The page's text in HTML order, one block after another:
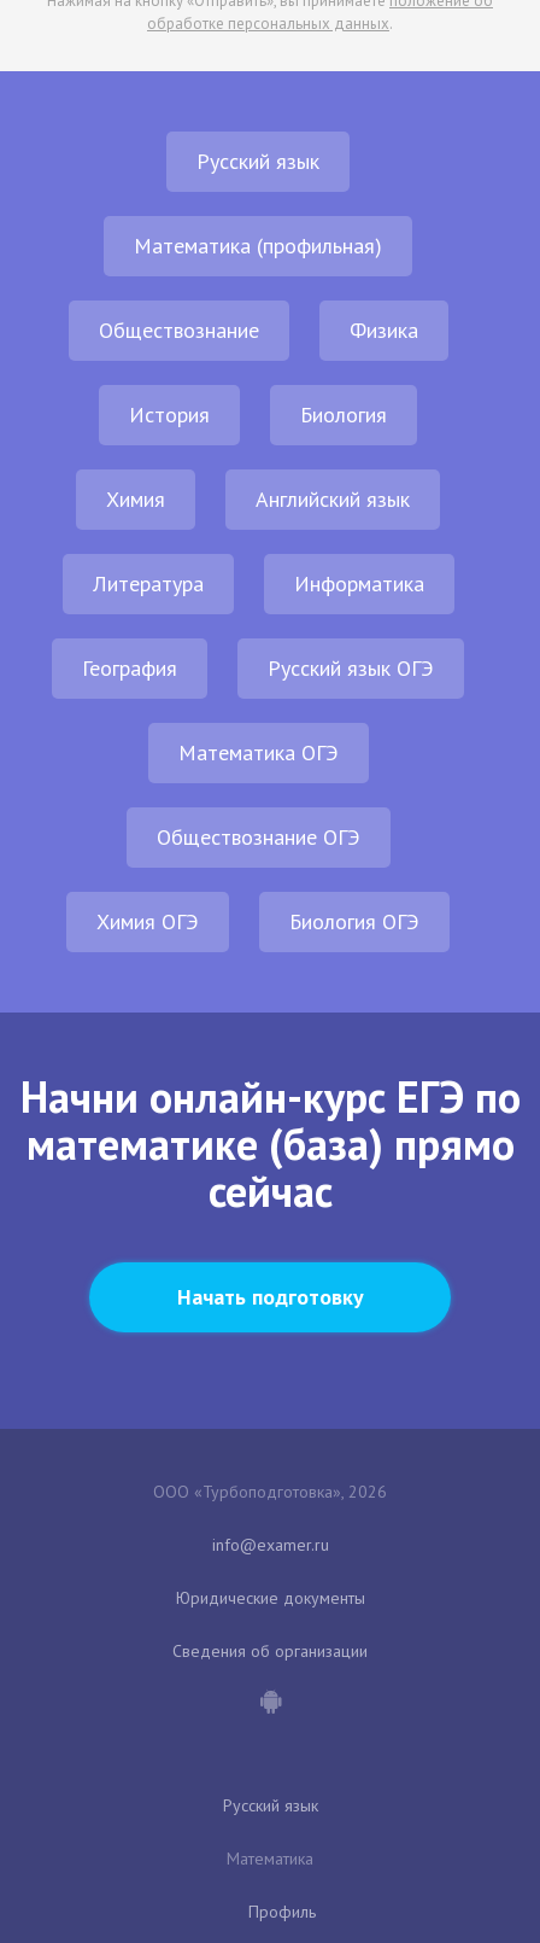
обработке персональных данных.
Русский язык
Математика (профильная)
Обществознание Физика
История Биология
Химия Английский язык
Литература Информатика
География Русский язык ОГЭ
Математика ОГЭ
Обществознание ОГЭ
Химия ОГЭ Биология ОГЭ
Начни онлайн-курс ЕГЭ по
математике (база) прямо
сейчас
Начать подготовку
ООО «Турбоподготовка», 2026
Юридические документы
Сведения об организации
Русский язык
Математика
Профиль